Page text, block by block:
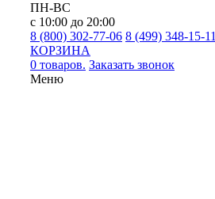
ПН-ВС
с 10:00 до 20:00
8 (800) 302-77-06 8 (499) 348-15-11
КОРЗИНА
0 товаров. Заказать звонок
Меню